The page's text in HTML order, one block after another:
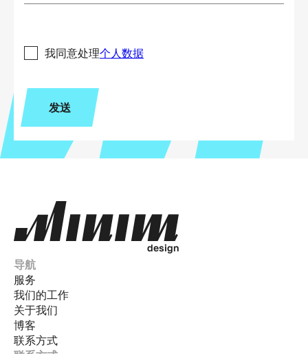
我同意处理个人数据
发送
design
导航
服务
我们的工作
关于我们
博客
联系方式